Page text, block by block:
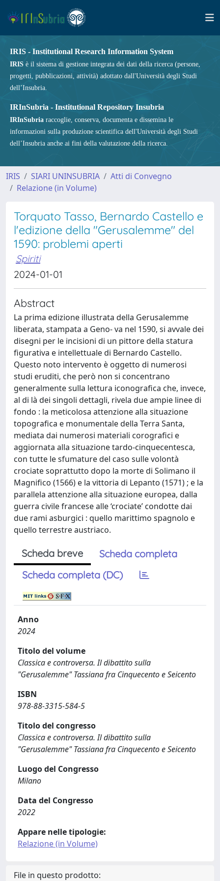
IRIS - Institutional Research Information System
IRIS è il sistema di gestione integrata dei dati della ricerca (persone,
progetti, pubblicazioni, attività) adottato dall'Università degli Studi
dell’Insubria.
IRInSubria - Institutional Repository Insubria
IRInSubria raccoglie, conserva, documenta e dissemina le
informazioni sulla produzione scientifica dell'Università degli Studi
dell’Insubria anche ai fini della valutazione della ricerca.
IRIS SIARI UNINSUBRIA
Atti di Convegno
Relazione (in Volume)
Torquato Tasso, Bernardo Castello e
l'edizione della "Gerusalemme" del
1590: problemi aperti
Spiriti
2024-01-01
Abstract
La prima edizione illustrata della Gerusalemme
liberata, stampata a Geno- va nel 1590, si avvale dei
disegni per le incisioni di un pittore della statura
figurativa e intellettuale di Bernardo Castello.
Questo noto intervento è oggetto di numerosi
studi eruditi, che però non si concentrano
generalmente sulla lettura iconografica che, invece,
al di là dei singoli dettagli, rivela due ampie linee di
fondo : la meticolosa attenzione alla situazione
topografica e monumentale della Terra Santa,
mediata dai numerosi materiali corografici e
aggiornata alla situazione tardo-cinquecentesca,
con tutte le sfumature del caso sulle volontà
crociate soprattutto dopo la morte di Solimano il
Magnifico (1566) e la vittoria di Lepanto (1571) ; e la
parallela attenzione alla situazione europea, dalla
guerra civile francese alle ‘crociate’ condotte dai
due rami asburgici : quello marittimo spagnolo e
quello terrestre austriaco.
Scheda breve
Scheda completa
Scheda completa (DC)
Anno
2024
Titolo del volume
Classica e controversa. Il dibattito sulla
"Gerusalemme" Tassiana fra Cinquecento e Seicento
ISBN
978-88-3315-584-5
Titolo del congresso
Classica e controversa. Il dibattito sulla
"Gerusalemme" Tassiana fra Cinquecento e Seicento
Luogo del Congresso
Milano
Data del Congresso
2022
Appare nelle tipologie:
Relazione (in Volume)
File in questo prodotto: